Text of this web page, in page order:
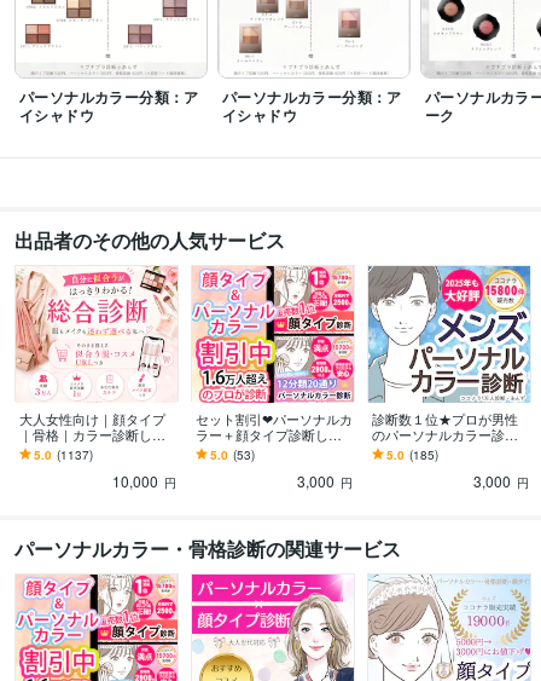
その他ツール
パーソナルカラー診断、骨格診断、顔タイプ診断など:10年
美容系（服、メイク、髪型、ブライダル）ライティング:8年
得意分野
ウェディング
ライティング・翻訳 美容、ファッションコラムの執筆
ディング関連の執筆
ライター ファッション パーソナルカラー 顔タイプ診断
骨格診断
パーソナルカラー診断
メイク ヘアスタイル 髪型 おしゃれ
語学力
英語 日常会話レベル
パーソナルカラー分類：ア
イシャドウ
パーソナルカラー分類：ア
イシャドウ
パーソナルカラ
ーク
出品者のその他の人気サービス
大人女性向け｜顔タイプ
｜骨格｜カラー診断しま
す 診断実績１位★あなた
専用カルテ＆個別メイク
提案付き★総合分析
5.0 (1137)
10,000 円
セット割引❤パーソナルカ
ラー＋顔タイプ診断しま
す ココナラ診断数１位★
ココナラ９年目のプロが
正確に診断します！
5.0 (53)
3,000 円
診断数１位★プロが男性
のパーソナルカラー診断
します メンズ限定◆パー
ソナルカラー診断◆レビ
ュー高評価◆プロ診断◆
5.0 (185)
3,000 円
パーソナルカラー・骨格診断の関連サービス